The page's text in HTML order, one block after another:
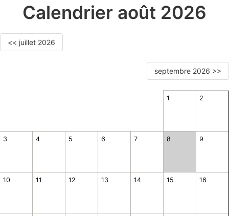
Calendrier août 2026
<< juillet 2026
septembre 2026 >>
1 2
3 4 5 6 7 8 9
10 11 12 13 14 15 16